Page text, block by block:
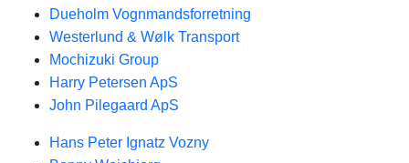
Dueholm Vognmandsforretning
Westerlund & Wølk Transport
Mochizuki Group
Harry Petersen ApS
John Pilegaard ApS
Hans Peter Ignatz Vozny